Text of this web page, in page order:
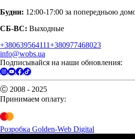
Будни: 12:00-17:00 за попередньою
СБ-ВС: Выходные
+380639564111+380977468023
info@wobs.ua
Подписывайся на наши обновления:
Ⓒ 2008 - 2025
Принимаем оплату:
Розробка Golden-Web Digital